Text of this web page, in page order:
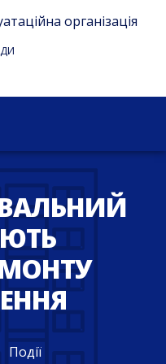
організація
Події